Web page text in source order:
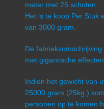
meter met 25 schoten.
Het is te koop Per Stuk
van 3000 gram.
De
met gigantische
Indien het gewicht van
25000 gram (25kg.)
personen op te komen